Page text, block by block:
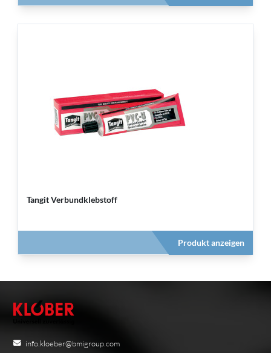
Tangit Verbundklebstoff
Produkt anzeigen
info.kloeber@bmigroup.com